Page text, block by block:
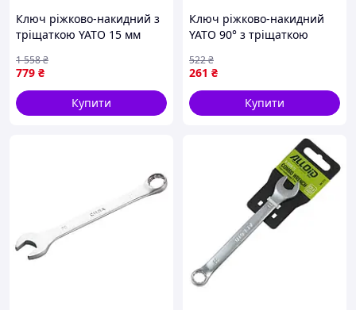
Ключ ріжково-накидний з
тріщаткою YATO 15 мм
профессионального
использования
779 ₴
1 558₴
Купити
Ключ ріжково-накидний
YATO 90° з тріщаткою
Cr-V для надежного
крепления
261 ₴
522₴
Купити